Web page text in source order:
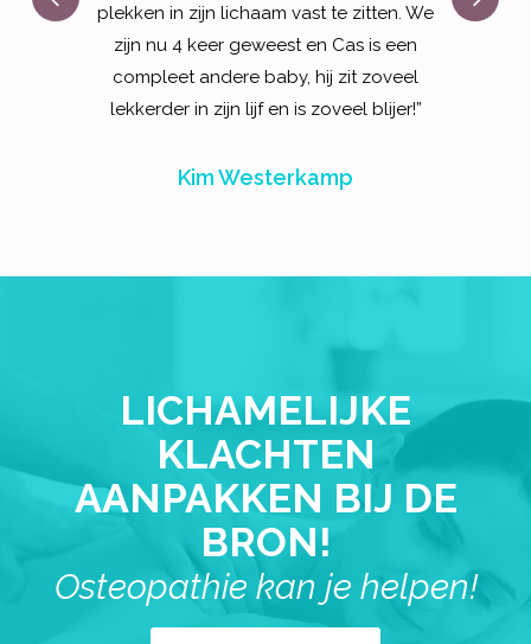
plekken in zijn lichaam vast te zitten. We
zijn nu 4 keer geweest en Cas is een
compleet andere baby, hij zit zoveel
lekkerder in zijn lijf en is zoveel blijer!”
Kim Westerkamp
LICHAMELIJKE
KLACHTEN
AANPAKKEN BIJ DE
BRON!
Osteopathie kan je helpen!